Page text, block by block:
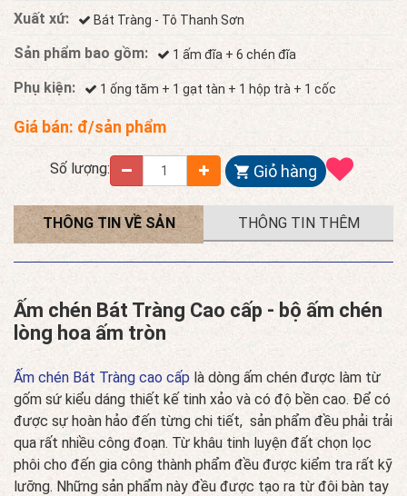
Xuất xứ: Bát Tràng - Tô Thanh Sơn
Sản phẩm bao gồm: 1 ấm đĩa + 6 chén đĩa
Phụ kiện: 1 ống tăm + 1 gạt tàn + 1 hộp trà + 1 cốc
Giá bán: đ/sản phẩm
Số lượng: Giỏ hàng
THÔNG TIN VỀ SẢN
PHẨM
THÔNG TIN THÊM
Ấm chén Bát Tràng Cao cấp - bộ ấm chén
lòng hoa ấm tròn
Ấm chén Bát Tràng cao cấp là dòng ấm chén được làm từ
gốm sứ kiểu dáng thiết kế tinh xảo và có độ bền cao. Để có
được sự hoàn hảo đến từng chi tiết, sản phẩm đều phải trải
qua rất nhiều công đoạn. Từ khâu tinh luyện đất chọn lọc
phôi cho đến gia công thành phẩm đều được kiểm tra rất kỹ
lưỡng. Những sản phẩm này đều được tạo ra từ đôi bàn tay